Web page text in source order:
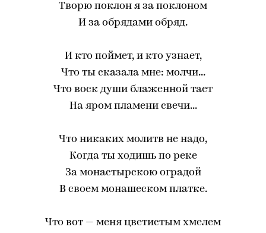
Творю поклон я за поклоном
И за обрядами обряд.
И кто поймет, и кто узнает,
Что ты сказала мне: молчи...
Что воск души блаженной тает
На яром пламени свечи...
Что никаких молитв не надо,
Когда ты ходишь по реке
За монастырскою оградой
В своем монашеском платке.
Что вот — меня цветистым хмелем